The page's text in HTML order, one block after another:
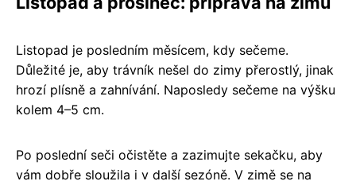
Listopad je posledním měsícem, kdy sečeme.
Důležité je, aby trávník nešel do zimy přerostlý, jinak
hrozí plísně a zahnívání. Naposledy sečeme na výšku
kolem 4–5 cm.
Po poslední seči očistěte a zazimujte sekačku, aby
vám dobře sloužila i v další sezóně. V zimě se na